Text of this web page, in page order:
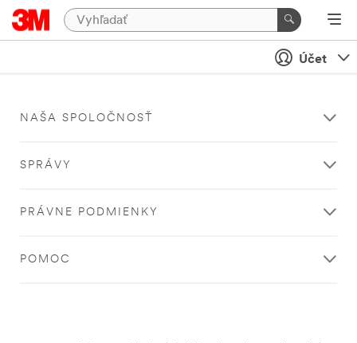
Účet
NAŠA SPOLOČNOSŤ
SPRÁVY
PRÁVNE PODMIENKY
POMOC